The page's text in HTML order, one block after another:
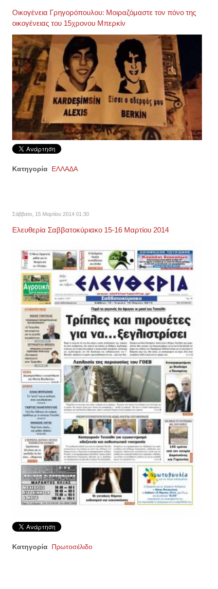
Οικογένεια Γρηγορόπουλου: Μοιραζόμαστε τον πόνο της
οικογένειας του 15χρονου Μπερκίν
Κατηγορία ΕΛΛΑΔΑ
Σάββατο, 15 Μαρτίου 2014 01:30
Ελευθερία Σαββατοκύριακο 15-16 Mαρτίου 2014
Κατηγορία Πρωτοσέλιδο